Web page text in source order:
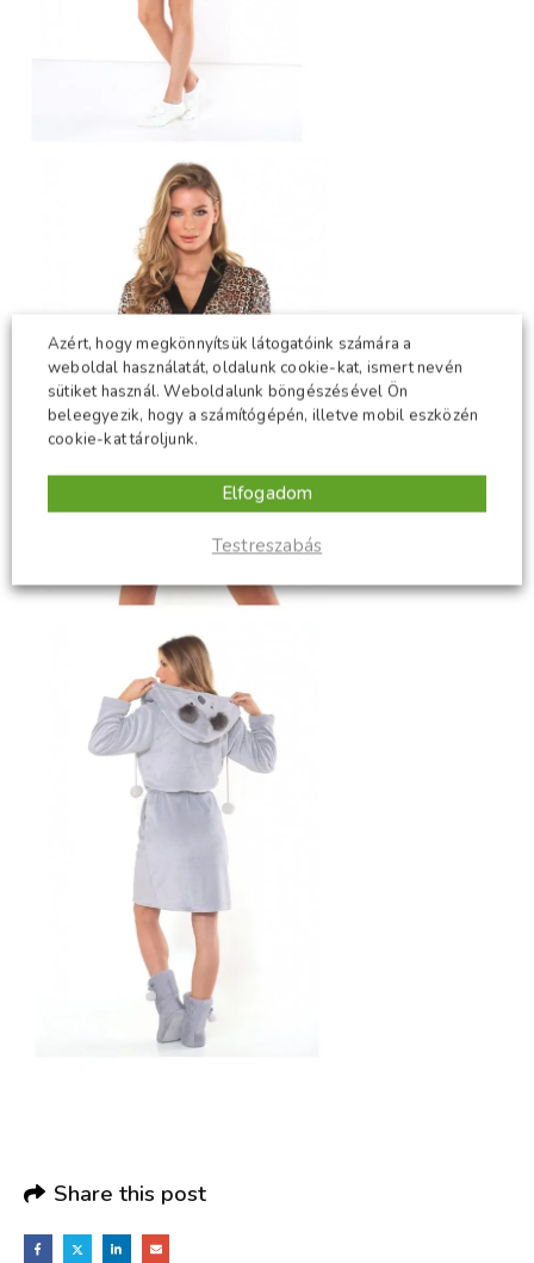
Share this post
Azért, hogy megkönnyítsük látogatóink számára a
weboldal használatát, oldalunk cookie-kat, ismert nevén
sütiket használ. Weboldalunk böngészésével Ön
beleegyezik, hogy a számítógépén, illetve mobil eszközén
cookie-kat tároljunk.
Testreszabás
Elfogadom